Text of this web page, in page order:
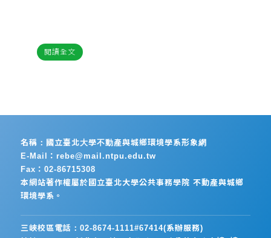
閱讀全文
三峽校區電話：02-8674-1111#67414(系辦服務)
名稱：國立臺北大學不動產與城鄉環境學系形象網
E-Mail：rebe@mail.ntpu.edu.tw
Fax：02-86715308
本網站著作權屬於國立臺北大學公共事務學院 不動產與城鄉
環境學系。